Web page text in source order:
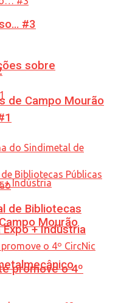
sobre
de Campo Mourão
+ Indústria
#3
de Bibliotecas
Mourão
promove o 4º